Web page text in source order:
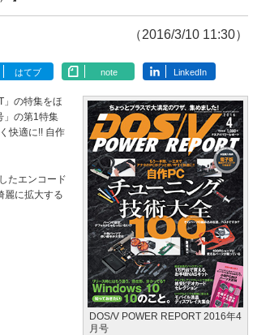
（2016/3/10 11:30）
はてブ note LinkedIn
DOS/V POWER REPORT 2016年4
月号
の特集をほ
」の第1特集
快適に!! 自作
たエンコード
麗に拡大する